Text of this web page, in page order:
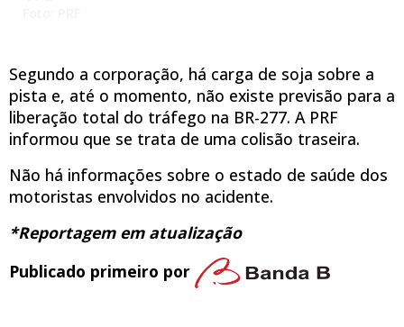
Segundo a corporação, há carga de soja sobre a
pista e, até o momento, não existe previsão para a
liberação total do tráfego na BR-277. A PRF
informou que se trata de uma colisão traseira.
Não há informações sobre o estado de saúde dos
motoristas envolvidos no acidente.
*Reportagem em atualização
Publicado primeiro por